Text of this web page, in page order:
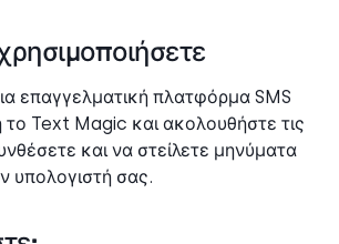
επαγγελματική πλατφόρμα SMS
Text Magic και ακολουθήστε τις
και να στείλετε μηνύματα
υπολογιστή σας.